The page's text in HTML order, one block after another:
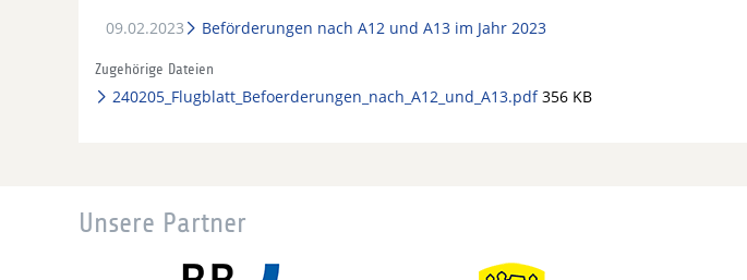
09.02.2023
Beförderungen nach A12 und A13 im Jahr 2023
Zugehörige Dateien
240205_Flugblatt_Befoerderungen_nach_A12_und_A13.pdf356 KB
Unsere Partner